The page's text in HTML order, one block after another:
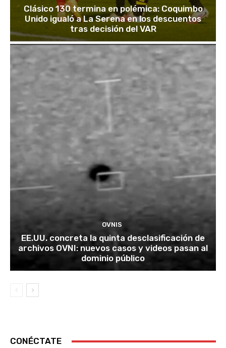
Clásico 130 termina en polémica: Coquimbo
Unido igualó a La Serena en los descuentos
tras decisión del VAR
OVNIS
EE.UU. concreta la quinta desclasificación de
archivos OVNI: nuevos casos y videos pasan al
dominio público
CONÉCTATE